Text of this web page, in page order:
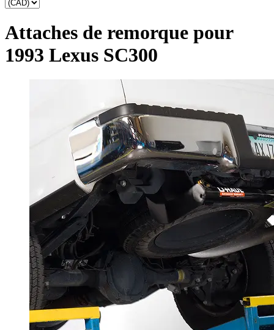
Attaches de remorque pour
1993 Lexus SC300